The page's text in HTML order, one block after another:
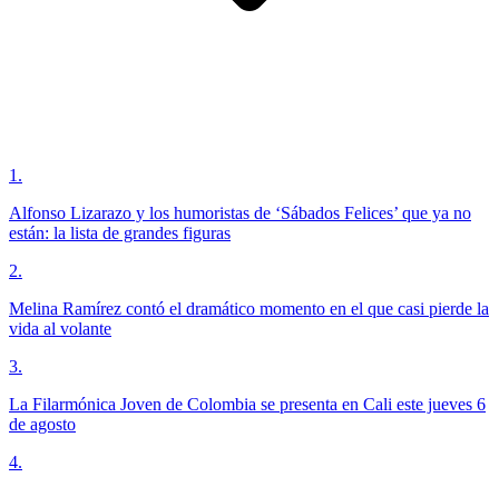
1 .
Alfonso Lizarazo y los humoristas de ‘Sábados Felices’ que ya no
están: la lista de grandes figuras
2.
Melina Ramírez contó el dramático momento en el que casi pierde la
vida al volante
3.
La Filarmónica Joven de Colombia se presenta en Cali este jueves 6
de agosto
4.